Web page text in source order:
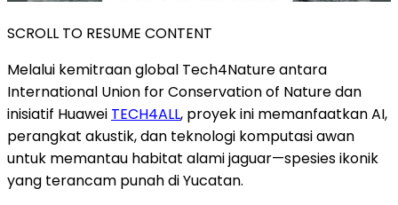
SCROLL TO RESUME CONTENT
Melalui kemitraan global Tech4Nature antara
International Union for Conservation of Nature dan
inisiatif Huawei TECH4ALL, proyek ini memanfaatkan AI,
perangkat akustik, dan teknologi komputasi awan
untuk memantau habitat alami jaguar—spesies ikonik
yang terancam punah di Yucatan.